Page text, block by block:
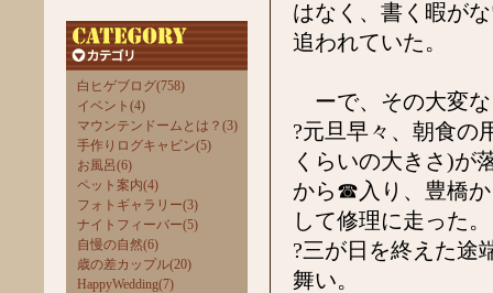
白ヒゲブログ(758)
イベント(4)
マウンテンドームとは？(3)
手作りログキャビン(5)
お風呂(6)
ペット案内(4)
フォトギャラリー(3)
ナイトフィーバー(5)
自慢の自然(6)
歳の差カップル(20)
HappyWedding(7)
はなく、書く暇が
追われていた。
ーで、その大変
?元旦早々、朝食の
くらいの大きさ)が
から☎入り、豊橋
して修理に走った。
?三が日を終えた途
舞い。